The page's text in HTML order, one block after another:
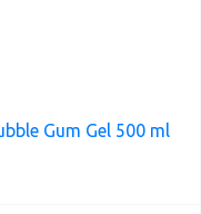
Gum Gel 500 ml